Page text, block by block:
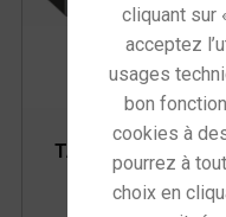
TAGA HTR 1000 CD